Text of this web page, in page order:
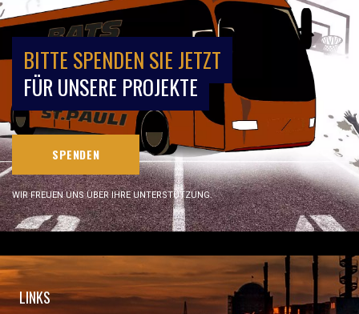
BITTE SPENDEN SIE JETZT
FÜR UNSERE PROJEKTE
SPENDEN
WIR FREUEN UNS ÜBER IHRE UNTERSTÜTZUNG.
LINKS